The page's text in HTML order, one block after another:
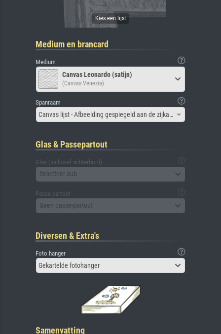
Medium en brancard
Medium
Canvas Leonardo (satijn)
(Canvas Venezia)
Spanraam
Canvas lijst - Afbeelding gespiegeld aan de zijkant
Glas & Passepartout
Glas (inclusief achterbord)
Selecteer aub
Passe-partout
Geen passe-partout
Diversen & Extra's
Foto hanger
Gekartelde fotohanger
Samenvatting